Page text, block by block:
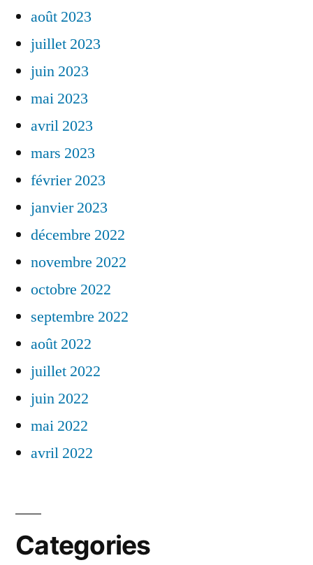
août 2023
juillet 2023
juin 2023
mai 2023
avril 2023
mars 2023
février 2023
janvier 2023
décembre 2022
novembre 2022
octobre 2022
septembre 2022
août 2022
juillet 2022
juin 2022
mai 2022
avril 2022
Categories